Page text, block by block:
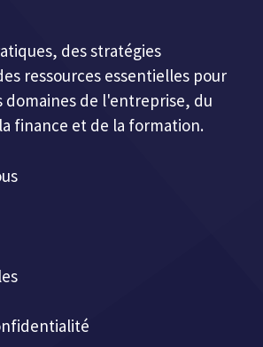
des stratégies
ressources essentielles pour
domaines de l'entreprise, du
finance et de la formation.